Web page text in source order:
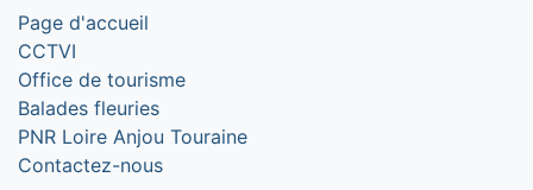
Page d'accueil
CCTVI
Office de tourisme
Balades fleuries
PNR Loire Anjou Touraine
Contactez-nous